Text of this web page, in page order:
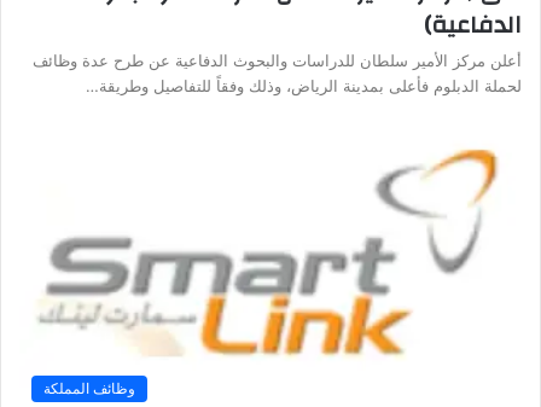
الدفاعية)
أعلن مركز الأمير سلطان للدراسات والبحوث الدفاعية عن طرح عدة وظائف
لحملة الدبلوم فأعلى بمدينة الرياض، وذلك وفقاً للتفاصيل وطريقة…
وظائف المملكة